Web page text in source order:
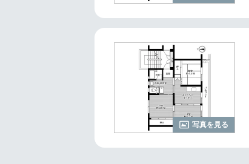
写真を見る